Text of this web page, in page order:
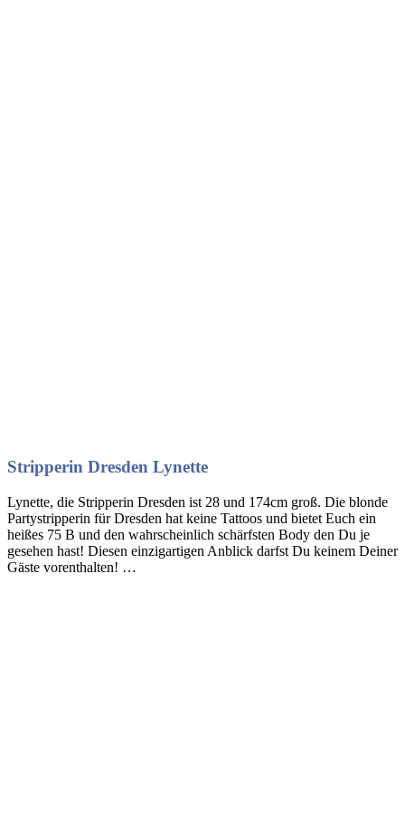
Stripperin Dresden Lynette
Lynette, die Stripperin Dresden ist 28 und 174cm groß. Die blonde
Partystripperin für Dresden hat keine Tattoos und bietet Euch ein
heißes 75 B und den wahrscheinlich schärfsten Body den Du je
gesehen hast! Diesen einzigartigen Anblick darfst Du keinem Deiner
Gäste vorenthalten! …